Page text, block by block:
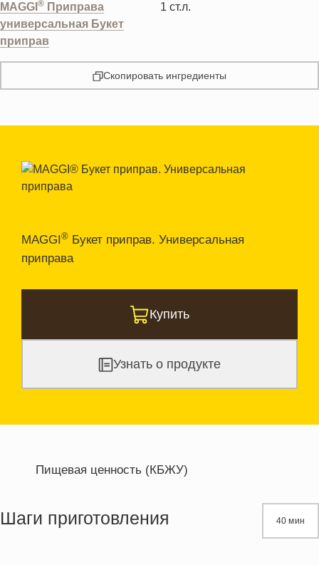
MAGGI ® Приправа
универсальная Букет
приправ
1 ст.л.
Скопировать ингредиенты
MAGGI® Букет приправ. Универсальная
приправа
Купить
Узнать о продукте
Пищевая ценность (КБЖУ)
Жиры
Шаги приготовления 40 мин